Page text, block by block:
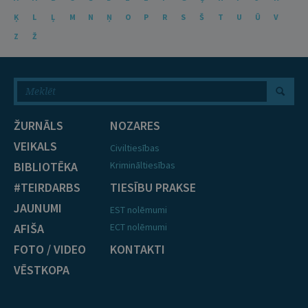
Ķ
L Ļ M N Ņ O P R S Š T U Ū
V
Z
Ž
ŽURNĀLS
VEIKALS
BIBLIOTĒKA
#TEIRDARBS
JAUNUMI
AFIŠA
FOTO / VIDEO
VĒSTKOPA
NOZARES
Civiltiesības
Krimināltiesības
TIESĪBU PRAKSE
EST nolēmumi
ECT nolēmumi
KONTAKTI